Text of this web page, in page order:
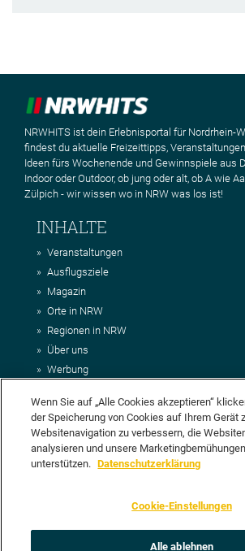
NRWHITS ist dein Erlebnisportal für Nordrhein-
findest du aktuelle Freizeittipps,
Ideen fürs Wochenende und Gewinnspiele aus
Indoor oder Outdoor, ob jung oder alt, ob A wie
Zülpich - wir wissen wo in NRW was los ist!
INHALTE
Veranstaltungen
Ausflugsziele
Magazin
Orte in NRW
Regionen in NRW
Über uns
Werbung
Impressum
AGB
Datenschutz
DEIN VORSCHLAG FÜR
vorschlagen? Klasse, dann nutze doch einfach
Unsere Redaktion wird Deinen Vorschlag dann
Wenn Sie auf „Alle Cookies akzeptieren“
der Speicherung von Cookies auf Ihrem Gerät
Websitenavigation zu verbessern, die
analysieren und unsere
unterstützen. Datenschutzerklärung
Cookie-Einstellungen
Alle ablehnen